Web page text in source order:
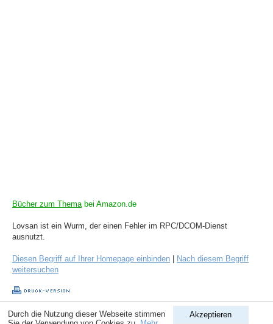
Bücher zum Themabei Amazon.de
Lovsan ist ein Wurm, der einen Fehler im RPC/DCOM-Dienst
ausnutzt.
Diesen Begriff auf Ihrer Homepage einbinden
Nach diesem Begriff
weitersuchen
Akzeptieren
Durch die Nutzung dieser Webseite stimmen
Copyright © 1998-2026ComputerLexikon.Com| All rights reserved.